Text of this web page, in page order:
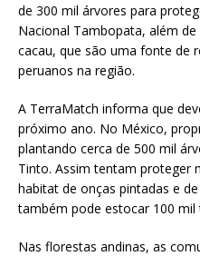
de 300 mil árvores para
Nacional Tambopata, além
cacau, que são uma fonte de
peruanos na região.
A TerraMatch informa que
próximo ano. No México,
plantando cerca de 500 mil
Tinto. Assim tentam proteger
habitat de onças pintadas e
também pode estocar 100 mil
Nas florestas andinas, as